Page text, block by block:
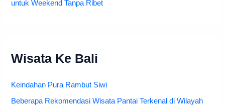
untuk Weekend Tanpa Ribet
Wisata Ke Bali
Keindahan Pura Rambut Siwi
Beberapa Rekomendasi Wisata Pantai Terkenal di Wilayah